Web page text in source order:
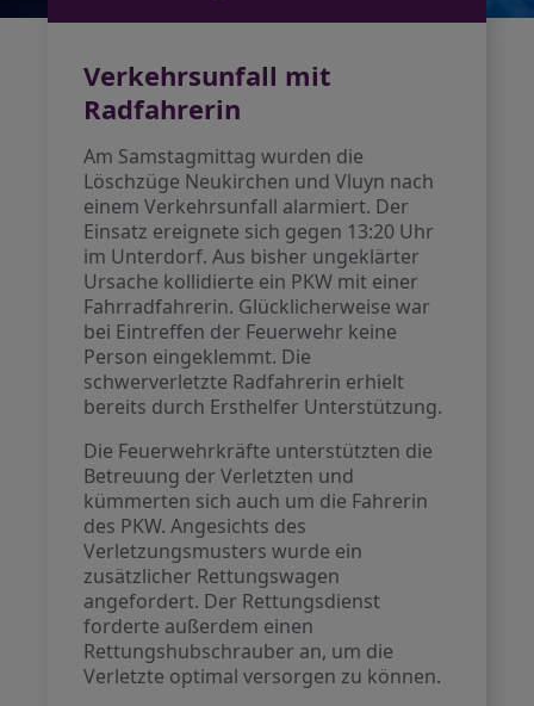
Verkehrsunfall mit
Radfahrerin
Am Samstagmittag wurden die
Löschzüge Neukirchen und Vluyn nach
einem Verkehrsunfall alarmiert. Der
Einsatz ereignete sich gegen 13:20 Uhr
im Unterdorf. Aus bisher ungeklärter
Ursache kollidierte ein PKW mit einer
Fahrradfahrerin. Glücklicherweise war
bei Eintreffen der Feuerwehr keine
Person eingeklemmt. Die
schwerverletzte Radfahrerin erhielt
bereits durch Ersthelfer Unterstützung.
Die Feuerwehrkräfte unterstützten die
Betreuung der Verletzten und
kümmerten sich auch um die Fahrerin
des PKW. Angesichts des
Verletzungsmusters wurde ein
zusätzlicher Rettungswagen
angefordert. Der Rettungsdienst
forderte außerdem einen
Rettungshubschrauber an, um die
Verletzte optimal versorgen zu können.